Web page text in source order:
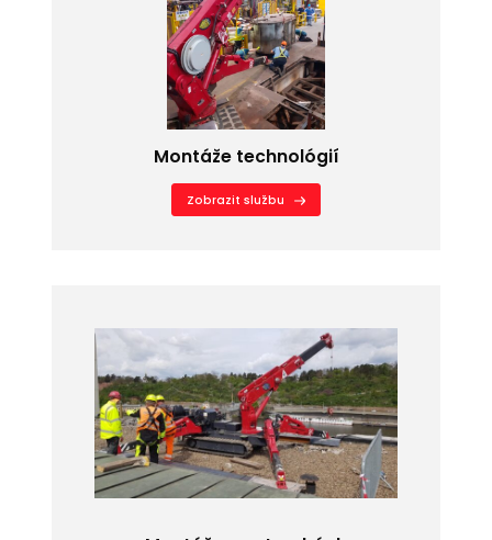
Montáže technológií
Zobrazit službu